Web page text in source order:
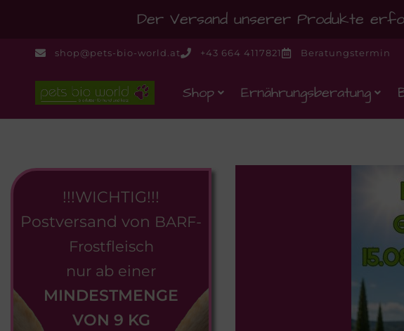
Der Versand unserer Produkte
shop@pets-bio-world.at +43 664 4117821 Beratungstermin
Shop Ernährungsberatung
!!!WICHTIG!!!
Postversand von BARF-
Frostfleisch
nur ab einer
MINDESTMENGE
VON 9 KG